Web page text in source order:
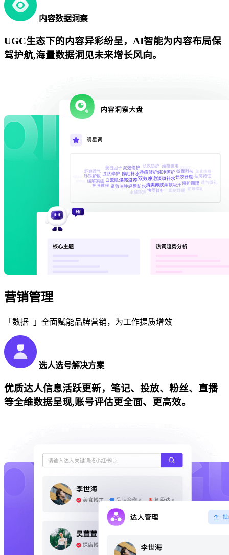
内容数据洞察
UGC生态下的内容异彩纷呈，AI智能为内容布局保
驾护航,海量数据洞见未来增长风向。
营销管理
「数据+」全面赋能品牌营销，为工作提质增效
选人选号解决方案
优质达人信息活跃更新，笔记、投放、粉丝、直播
等全维数据呈现,账号评估更全面、更高效。